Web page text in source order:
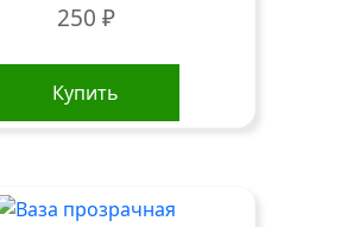
250 ₽
Купить